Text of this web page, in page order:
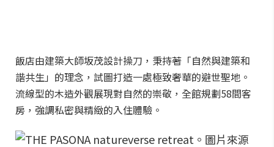
飯店由建築大師坂茂設計操刀，秉持著「自然與建築和
諧共生」的理念，試圖打造一處極致奢華的避世聖地。
流線型的木造外觀展現對自然的崇敬，全館規劃58間客
房，強調私密與精緻的入住體驗。